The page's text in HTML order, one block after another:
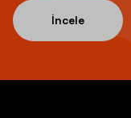
İncele